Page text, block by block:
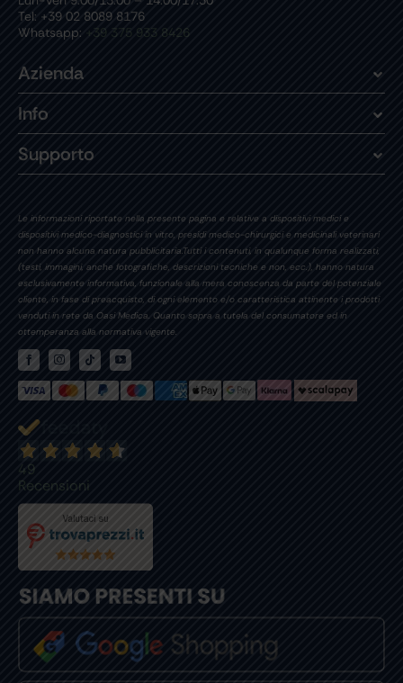
Tel: +39 02 8089 8176
Whatsapp: +39 375 933 8426
Azienda
Info
Supporto
Le informazioni riportate nella presente pagina e relative a dispositivi medici e
dispositivi medico-diagnostici in vitro, presidi medico-chirurgici e medicinali veterinari
non hanno alcuna natura pubblicitaria.Tutti i contenuti, in qualunque forma realizzati,
(testi, immagini, anche fotografiche, descrizioni tecniche e non, ecc.), hanno natura
esclusivamente informativa, funzionale alla mera conoscenza da parte del potenziale
cliente, in fase di preacquisto, di ogni elemento e/o caratteristica attinente i prodotti
venduti in rete da Oasi Medica. Quanto sopra a tutela del consumatore ed in
ottemperanza alla normativa vigente.
49
Recensioni